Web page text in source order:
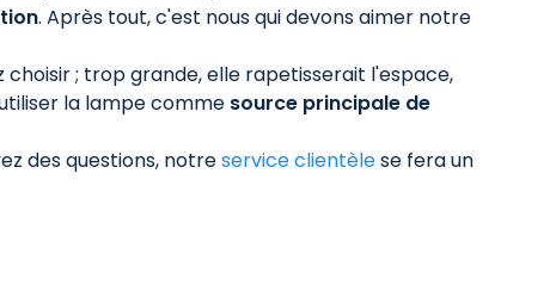
. Après tout, c'est nous qui devons aimer notre
choisir ; trop grande, elle rapetisserait l'espace,
la lampe comme source principale de
des questions, notreservice clientèlese fera un